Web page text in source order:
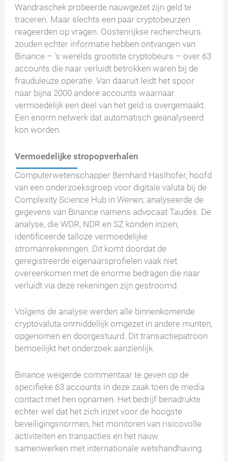
Wandraschek probeerde nauwgezet zijn geld te
traceren. Maar slechts een paar cryptobeurzen
reageerden op vragen. Oostenrijkse rechercheurs
zouden echter informatie hebben ontvangen van
Binance – 's werelds grootste cryptobeurs – over 63
accounts die naar verluidt betrokken waren bij de
frauduleuze operatie. Van daaruit leidt het spoor
naar bijna 2000 andere accounts waarnaar
vermoedelijk een deel van het geld is overgemaakt.
Een enorm netwerk dat automatisch geanalyseerd
kon worden.
Vermoedelijke stropopverhalen
Computerwetenschapper Bernhard Haslhofer, hoofd
van een onderzoeksgroep voor digitale valuta bij de
Complexity Science Hub in Wenen, analyseerde de
gegevens van Binance namens advocaat Taudes. De
analyse, die WDR, NDR en SZ konden inzien,
identificeerde talloze vermoedelijke
stromanrekeningen. Dit komt doordat de
geregistreerde eigenaarsprofielen vaak niet
overeenkomen met de enorme bedragen die naar
verluidt via deze rekeningen zijn gestroomd.
Volgens de analyse werden alle binnenkomende
cryptovaluta onmiddellijk omgezet in andere munten,
opgenomen en doorgestuurd. Dit transactiepatroon
bemoeilijkt het onderzoek aanzienlijk.
Binance weigerde commentaar te geven op de
specifieke 63 accounts in deze zaak toen de media
contact met hen opnamen. Het bedrijf benadrukte
echter wel dat het zich inzet voor de hoogste
beveiligingsnormen, het monitoren van risicovolle
activiteiten en transacties en het nauw
samenwerken met internationale wetshandhaving.